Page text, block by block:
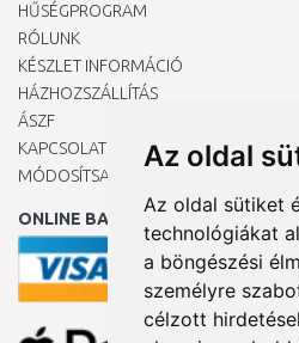
Az oldal
Az oldal sütiket
technológiákat
a böngészési
személyre
célzott
HŰSÉGPROGRAM
RÓLUNK
KÉSZLET INFORMÁCIÓ
HÁZHOZSZÁLLÍTÁS
ÁSZF
KAPCSOLAT
MÓDOSÍTSA A COOKIE-
ONLINE BANKKÁRTYÁVAL